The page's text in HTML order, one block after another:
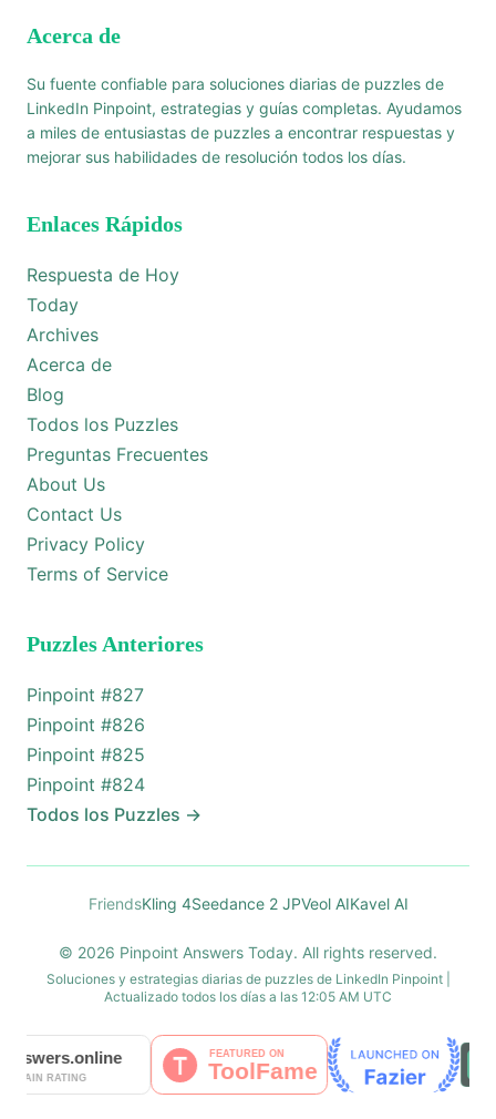
Acerca de
Su fuente confiable para soluciones diarias de puzzles de
LinkedIn Pinpoint, estrategias y guías completas. Ayudamos
a miles de entusiastas de puzzles a encontrar respuestas y
mejorar sus habilidades de resolución todos los días.
Enlaces Rápidos
Respuesta de Hoy
Today
Archives
Acerca de
Blog
Todos los Puzzles
Preguntas Frecuentes
About Us
Contact Us
Privacy Policy
Terms of Service
Puzzles Anteriores
Pinpoint #827
Pinpoint #826
Pinpoint #825
Pinpoint #824
Todos los Puzzles →
FriendsKling 4Seedance 2 JPVeol AIKavel AI
© 2026 Pinpoint Answers Today. All rights reserved.
Soluciones y estrategias diarias de puzzles de LinkedIn Pinpoint |
Actualizado todos los días a las 12:05 AM UTC